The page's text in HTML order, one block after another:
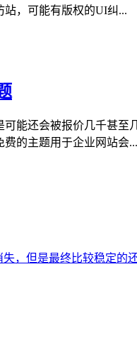
，可能有版权的UI纠...
能还会被报价几千甚
的主题用于企业网站会...
，但是最终比较稳定的